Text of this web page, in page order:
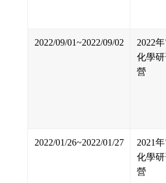
2022/09/01~2022/09/02
2022
化學
營
2022/01/26~2022/01/27
2021
化學
營